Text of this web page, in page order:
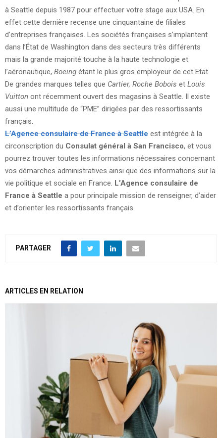
à Seattle depuis 1987 pour effectuer votre stage aux USA. En
effet cette dernière recense une cinquantaine de filiales
d’entreprises françaises. Les sociétés françaises s’implantent
dans l’État de Washington dans des secteurs très différents
mais la grande majorité touche à la haute technologie et
l’aéronautique, Boeing étant le plus gros employeur de cet Etat.
De grandes marques telles que Cartier, Roche Bobois et Louis
Vuitton ont récemment ouvert des magasins à Seattle. Il existe
aussi une multitude de “PME” dirigées par des ressortissants
français.
L’Agence consulaire de France à Seattle est intégrée à la
circonscription du Consulat général à San Francisco, et vous
pourrez trouver toutes les informations nécessaires concernant
vos démarches administratives ainsi que des informations sur la
vie politique et sociale en France. L’Agence consulaire de
France à Seattle a pour principale mission de renseigner, d’aider
et d’orienter les ressortissants français.
PARTAGER
ARTICLES EN RELATION